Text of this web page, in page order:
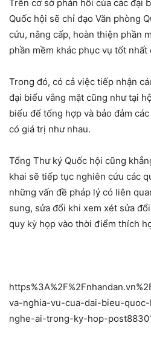
Trên cơ sở phản hồi của các đại
Quốc hội sẽ chỉ đạo Văn phòng
cứu, nâng cấp, hoàn thiện phần
phần mềm khác phục vụ tốt
Trong đó, có cả việc tiếp nhận
đại biểu vắng mặt cũng như tại
biểu để tổng hợp và bảo đảm
có giá trị như nhau.
Tổng Thư ký Quốc hội cũng
khai sẽ tiếp tục nghiên cứu các
những vấn đề pháp lý có liên
sung, sửa đổi khi xem xét sửa
quy kỳ họp vào thời điểm thích
va-nghia-vu-cua-dai-bieu-
nghe-ai-trong-ky-hop-